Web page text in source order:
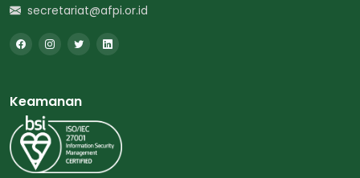
secretariat@afpi.or.id
Keamanan